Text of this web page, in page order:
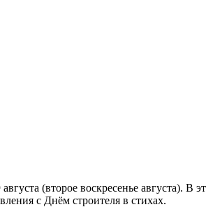
(второе воскресенье августа). В
с Днём строителя в стихах.